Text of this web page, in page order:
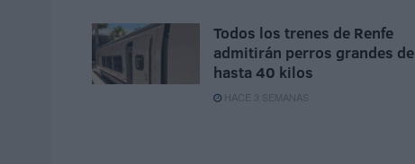
Todos los trenes de Renfe
admitirán perros grandes de
hasta 40 kilos
HACE 3 SEMANAS